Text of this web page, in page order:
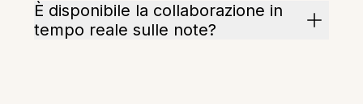
È disponibile la collaborazione in
tempo reale sulle note?